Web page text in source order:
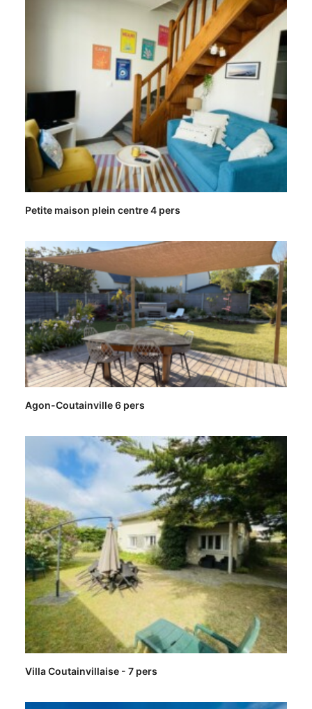
Petite maison plein centre 4 pers
Agon-Coutainville 6 pers
Villa Coutainvillaise - 7 pers